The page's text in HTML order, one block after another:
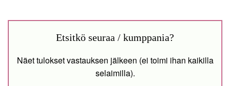
Etsitkö seuraa / kumppania?
Näet tulokset vastauksen jälkeen (ei toimi ihan kaikilla
selaimilla).